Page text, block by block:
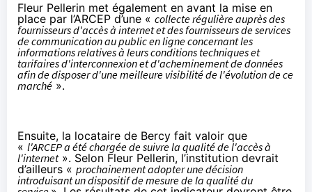
Fleur Pellerin met également en avant la mise en
place par l’ARCEP d’une « collecte régulière auprès des
fournisseurs d'accès à internet et des fournisseurs de services
de communication au public en ligne concernant les
informations relatives à leurs conditions techniques et
tarifaires d'interconnexion et d'acheminement de données
afin de disposer d'une meilleure visibilité de l'évolution de ce
marché ».
Ensuite, la locataire de Bercy fait valoir que
« l'ARCEP a été chargée de suivre la qualité de l'accès à
l'internet». Selon Fleur Pellerin, l’institution devrait
d’ailleurs « prochainement adopter une décision
introduisant un dispositif de mesure de la qualité du